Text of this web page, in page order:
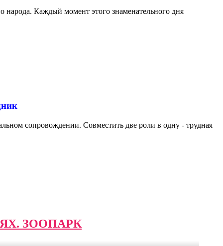
народа. Каждый момент этого знаменательного дня
сопровождении. Совместить две роли в одну - трудная
ЗООПАРК